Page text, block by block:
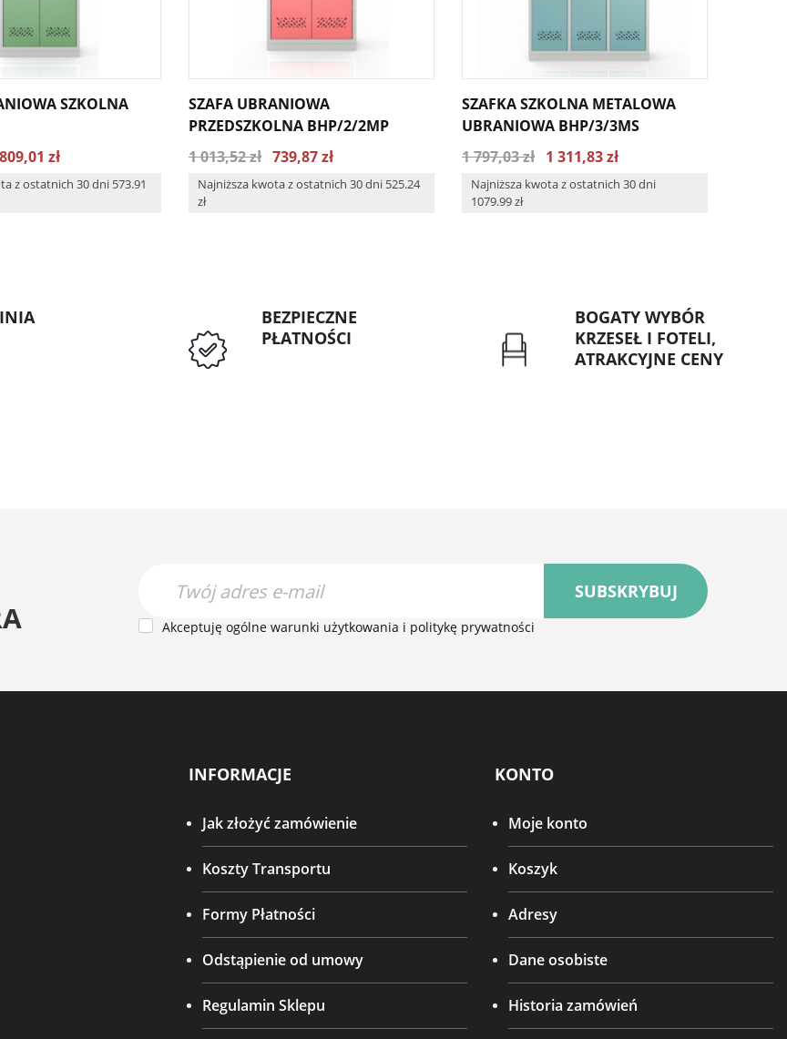
SZKOLNA
809,01 zł
z ostatnich 30 dni 573.91
SZAFA UBRANIOWA
PRZEDSZKOLNA BHP/2/2MP
1 013,52 zł 739,87 zł
Najniższa kwota z ostatnich 30 dni 525.24
zł
SZAFKA SZKOLNA METALOWA
UBRANIOWA BHP/3/3MS
1 797,03 zł 1 311,83 zł
Najniższa kwota z ostatnich 30 dni
1079.99 zł
BEZPIECZNE
PŁATNOŚCI
BOGATY WYBÓR
KRZESEŁ I FOTELI,
ATRAKCYJNE CENY
SUBSKRYBUJ
Akceptuję ogólne warunki użytkowania i politykę prywatności
INFORMACJE
Jak złożyć zamówienie
Koszty Transportu
Formy Płatności
Odstąpienie od umowy
Regulamin Sklepu
KONTO
Moje konto
Koszyk
Adresy
Dane osobiste
Historia zamówień